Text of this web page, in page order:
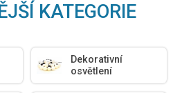
KATEGORIE
Dekorativní
osvětlení